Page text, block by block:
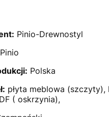
Pinio-Drewnostyl
Pinio
Polska
płyta meblowa
( oskrzynia),